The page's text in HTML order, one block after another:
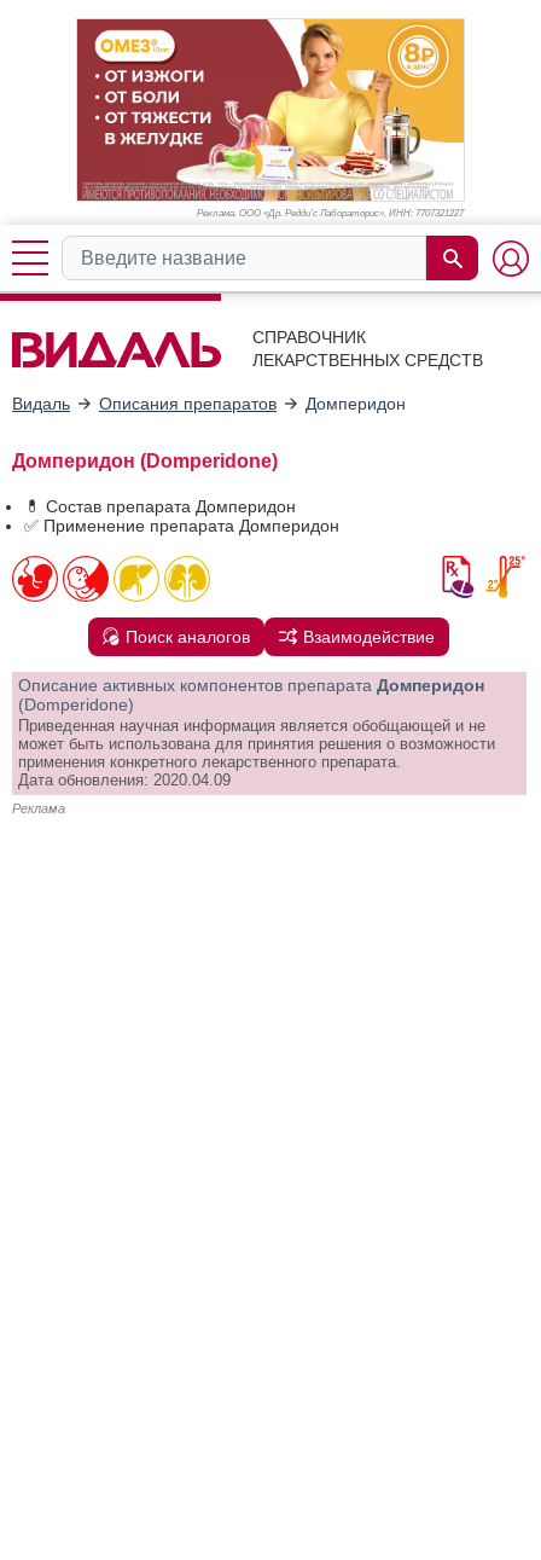
Реклама. ООО «Др. Редди’с Лабораторис», ИНН: 7707321227
СПРАВОЧНИК
ЛЕКАРСТВЕННЫХ СРЕДСТВ
Видаль Описания препаратов Домперидон
Домперидон (Domperidone)
💊 Состав препарата Домперидон
✅ Применение препарата Домперидон
Поиск аналогов Взаимодействие
Описание активных компонентов препарата Домперидон
(Domperidone)
Приведенная научная информация является обобщающей и не
может быть использована для принятия решения о возможности
применения конкретного лекарственного препарата.
Дата обновления: 2020.04.09
Реклама